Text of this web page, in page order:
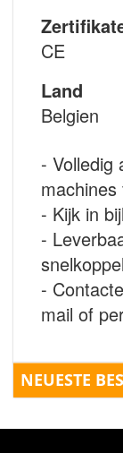
CE
Land
Belgien
- Volledig
- Kijk in
-
-
mail of
NEUESTE